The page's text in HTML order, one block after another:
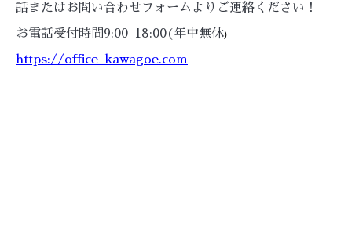
話またはお問い合わせフォームよりご連絡ください！
お電話受付時間9:00-18:00(年中無休)
https://office-kawagoe.com